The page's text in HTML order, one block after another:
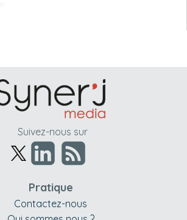
Suivez-nous sur
Pratique
Contactez-nous